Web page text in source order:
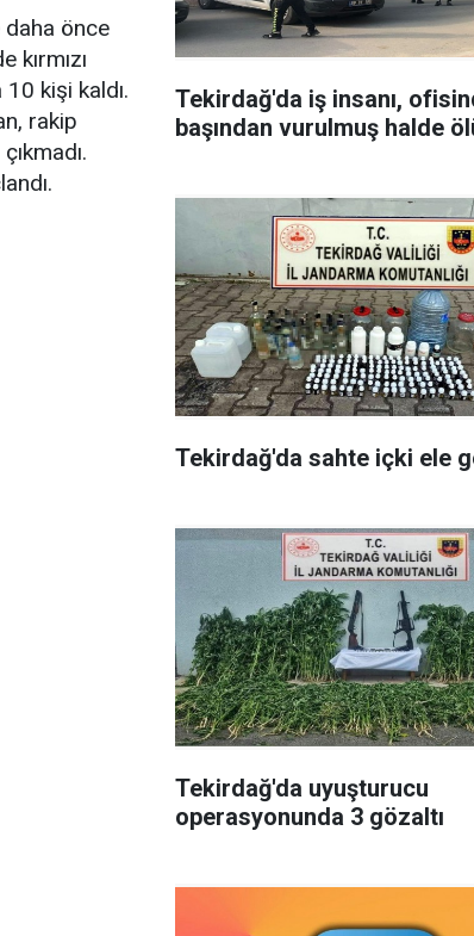
daha önce
kırmızı
10 kişi kaldı.
rakip
Tekirdağ'da iş insanı,
başından vurulmuş halde
Tekirdağ'da sahte içki ele
Tekirdağ'da uyuşturucu
operasyonunda 3 gözaltı